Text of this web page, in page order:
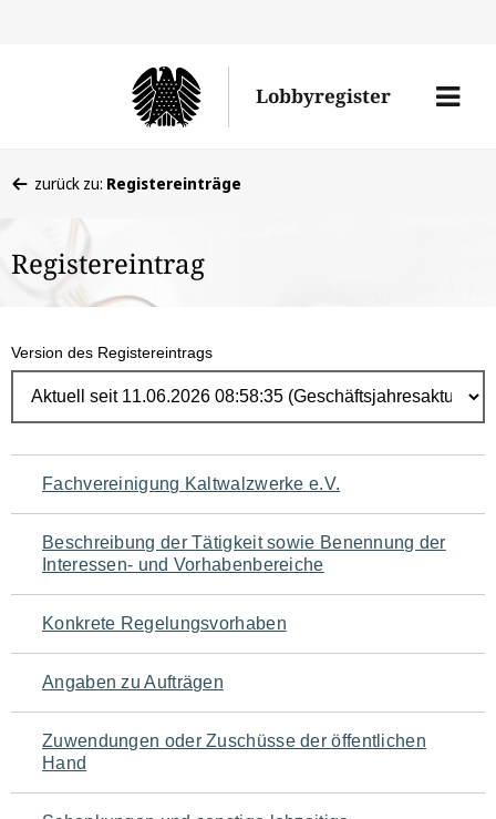
Lobbyregister
Menü
befinden
hier:
zurück zu: Registereinträge
Registereintrag
Version des Registereintrags
Navigation
für
den
Seiteninhalt
Fachvereinigung Kaltwalzwerke e.V.
Beschreibung der Tätigkeit sowie Benennung der
Interessen- und Vorhabenbereiche
Konkrete Regelungsvorhaben
Angaben zu Aufträgen
Zuwendungen oder Zuschüsse der öffentlichen
Hand